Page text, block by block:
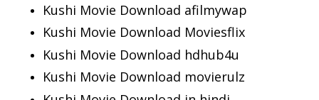
Kushi Movie Download afilmywap
Kushi Movie Download Moviesflix
Kushi Movie Download hdhub4u
Kushi Movie Download movierulz